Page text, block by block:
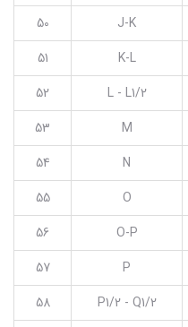
J-K
50
K-L
51
L - L1/2
52
M
53
N
54
O
55
O-P
56
P
57
P1/2 - Q1/2
58